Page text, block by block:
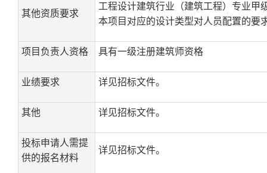
其他资质要求
工程设计建筑行业（建筑工程）专业甲
本项目对应的设计类型对人员配置的要
项目负责人资格 具有一级注册建筑师资格
业绩要求 详见招标文件。
其他 详见招标文件。
投标申请人需提
供的报名材料
详见招标文件。